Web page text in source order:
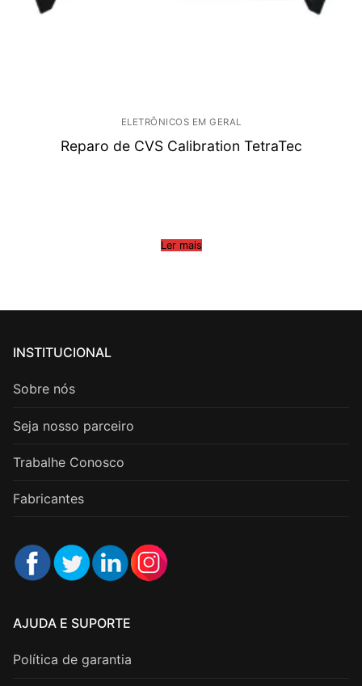
ELETRÔNICOS EM GERAL
Reparo de CVS Calibration TetraTec
Ler mais
INSTITUCIONAL
Sobre nós
Seja nosso parceiro
Trabalhe Conosco
Fabricantes
AJUDA E SUPORTE
Política de garantia